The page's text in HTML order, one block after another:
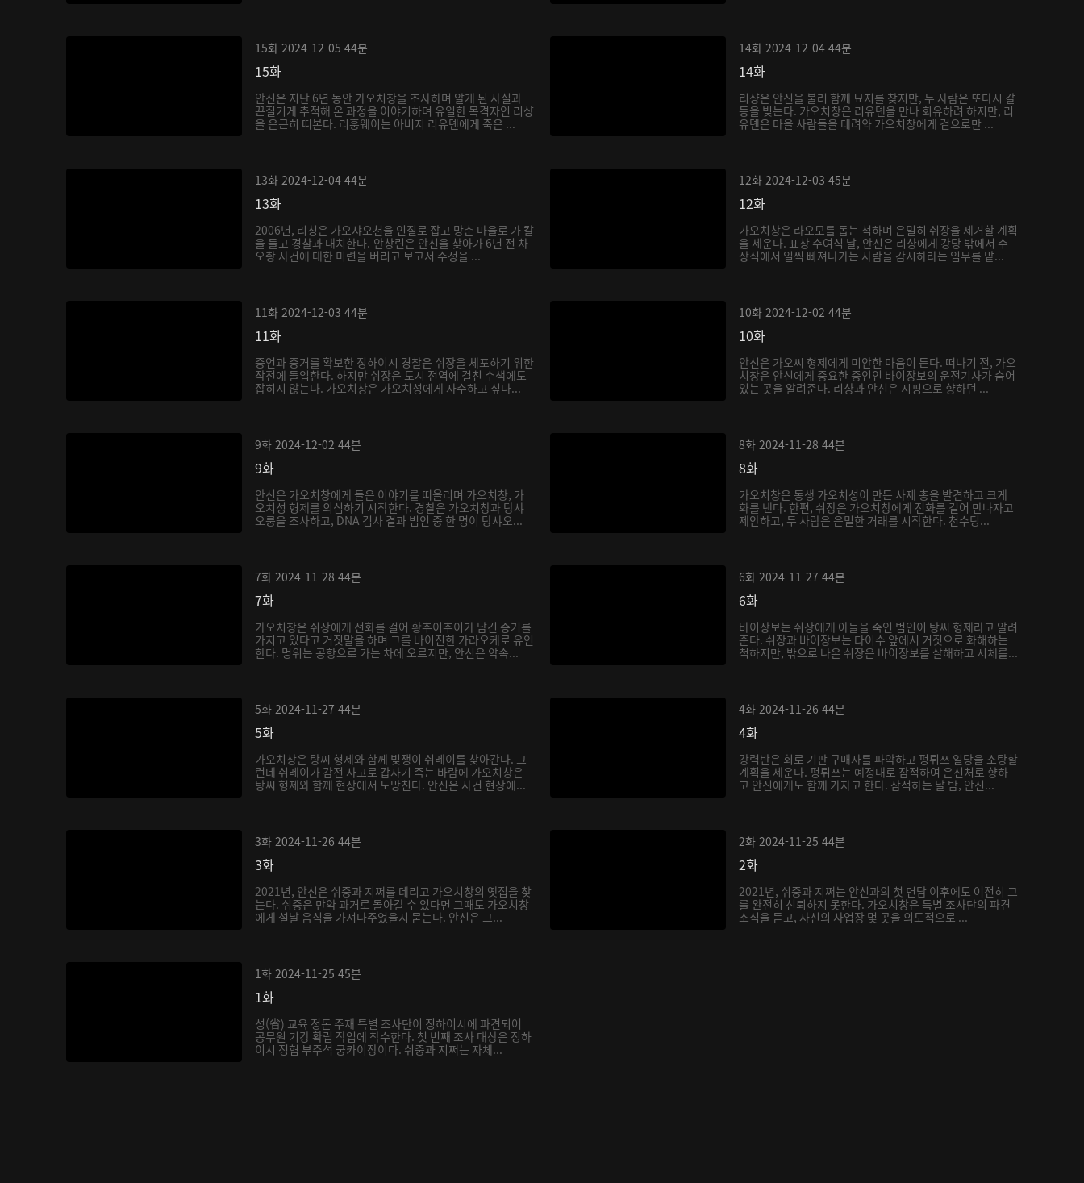
15화 2024-12-05 44분
15화
안신은 지난 6년 동안 가오치창을 조사하며 알게 된 사실과
끈질기게 추적해 온 과정을 이야기하며 유일한 목격자인 리샹
을 은근히 떠본다. 리훙웨이는 아버지 리유톈에게 죽은 ...
14화 2024-12-04 44분
14화
리샹은 안신을 불러 함께 묘지를 찾지만, 두 사람은 또다시 갈
등을 빚는다. 가오치창은 리유톈을 만나 회유하려 하지만, 리
유톈은 마을 사람들을 데려와 가오치창에게 겉으로만 ...
13화 2024-12-04 44분
13화
2006년, 리칭은 가오샤오천을 인질로 잡고 망춘 마을로 가 칼
을 들고 경찰과 대치한다. 안창린은 안신을 찾아가 6년 전 차
오촹 사건에 대한 미련을 버리고 보고서 수정을 ...
12화 2024-12-03 45분
12화
가오치창은 라오모를 돕는 척하며 은밀히 쉬장을 제거할 계획
을 세운다. 표창 수여식 날, 안신은 리샹에게 강당 밖에서 수
상식에서 일찍 빠져나가는 사람을 감시하라는 임무를 맡...
11화 2024-12-03 44분
11화
증언과 증거를 확보한 징하이시 경찰은 쉬장을 체포하기 위한
작전에 돌입한다. 하지만 쉬장은 도시 전역에 걸친 수색에도
잡히지 않는다. 가오치창은 가오치성에게 자수하고 싶다...
10화 2024-12-02 44분
10화
안신은 가오씨 형제에게 미안한 마음이 든다. 떠나기 전, 가오
치창은 안신에게 중요한 증인인 바이장보의 운전기사가 숨어
있는 곳을 알려준다. 리샹과 안신은 시핑으로 향하던 ...
9화 2024-12-02 44분
9화
안신은 가오치창에게 들은 이야기를 떠올리며 가오치창, 가
오치성 형제를 의심하기 시작한다. 경찰은 가오치창과 탕샤
오룽을 조사하고, DNA 검사 결과 범인 중 한 명이 탕샤오...
8화 2024-11-28 44분
8화
가오치창은 동생 가오치성이 만든 사제 총을 발견하고 크게
화를 낸다. 한편, 쉬장은 가오치창에게 전화를 걸어 만나자고
제안하고, 두 사람은 은밀한 거래를 시작한다. 천수팅...
7화 2024-11-28 44분
7화
가오치창은 쉬장에게 전화를 걸어 황추이추이가 남긴 증거를
가지고 있다고 거짓말을 하며 그를 바이진한 가라오케로 유인
한다. 멍위는 공항으로 가는 차에 오르지만, 안신은 약속...
6화 2024-11-27 44분
6화
바이장보는 쉬장에게 아들을 죽인 범인이 탕씨 형제라고 알려
준다. 쉬장과 바이장보는 타이수 앞에서 거짓으로 화해하는
척하지만, 밖으로 나온 쉬장은 바이장보를 살해하고 시체를...
5화 2024-11-27 44분
5화
가오치창은 탕씨 형제와 함께 빚쟁이 쉬레이를 찾아간다. 그
런데 쉬레이가 감전 사고로 갑자기 죽는 바람에 가오치창은
탕씨 형제와 함께 현장에서 도망친다. 안신은 사건 현장에...
4화 2024-11-26 44분
4화
강력반은 회로 기판 구매자를 파악하고 펑뤼쯔 일당을 소탕할
계획을 세운다. 펑뤼쯔는 예정대로 잠적하여 은신처로 향하
고 안신에게도 함께 가자고 한다. 잠적하는 날 밤, 안신...
3화 2024-11-26 44분
3화
2021년, 안신은 쉬중과 지쩌를 데리고 가오치창의 옛집을 찾
는다. 쉬중은 만약 과거로 돌아갈 수 있다면 그때도 가오치창
에게 설날 음식을 가져다주었을지 묻는다. 안신은 그...
2화 2024-11-25 44분
2화
2021년, 쉬중과 지쩌는 안신과의 첫 면담 이후에도 여전히 그
를 완전히 신뢰하지 못한다. 가오치창은 특별 조사단의 파견
소식을 듣고, 자신의 사업장 몇 곳을 의도적으로 ...
1화 2024-11-25 45분
1화
성(省) 교육 정돈 주재 특별 조사단이 징하이시에 파견되어
공무원 기강 확립 작업에 착수한다. 첫 번째 조사 대상은 징하
이시 정협 부주석 궁카이장이다. 쉬중과 지쩌는 자체...